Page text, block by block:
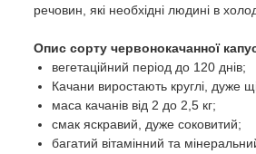
речовин, які необхідні людині в
Опис сорту червонокачанної
вегетаційний період до 120 днів;
Качани виростають круглі, дуже
маса качанів від 2 до 2,5 кг;
смак яскравий, дуже соковитий;
багатий вітамінний та